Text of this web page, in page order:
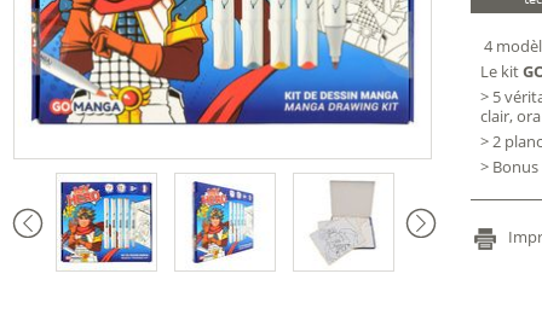
4
Le kit
> 5
clair,
> 2
>